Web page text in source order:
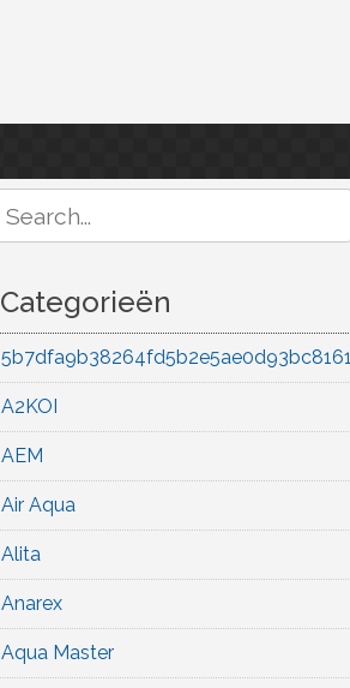
for:
Categorieën
5b7dfa9b38264fd5b2e5ae0d93bc8161
A2KOI
AEM
Air Aqua
Alita
Anarex
Aqua Master